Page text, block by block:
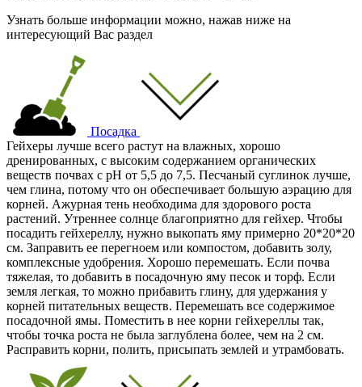
Узнать больше информации можно, нажав ниже на
интересующий Вас раздел
Посадка
Гейхеры лучше всего растут на влажных, хорошо
дренированных, с высоким содержанием органических
веществ почвах с рН от 5,5 до 7,5. Песчаный суглинок лучше,
чем глина, потому что он обеспечивает большую аэрацию для
корней. Ажурная тень необходима для здорового роста
растений. Утреннее солнце благоприятно для гейхер. Чтобы
посадить гейхереллу, нужно выкопать яму примерно 20*20*20
см. Заправить ее перегноем или компостом, добавить золу,
комплексные удобрения. Хорошо перемешать. Если почва
тяжелая, то добавить в посадочную яму песок и торф. Если
земля легкая, то можно прибавить глину, для удержания у
корней питательных веществ. Перемешать все содержимое
посадочной ямы. Поместить в нее корни гейхереллы так,
чтобы точка роста не была заглублена более, чем на 2 см.
Расправить корни, полить, присыпать землей и утрамбовать.